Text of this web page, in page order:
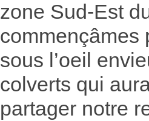
zone Sud-Est
commençâmes
sous l’oeil
colverts qui
partager notre